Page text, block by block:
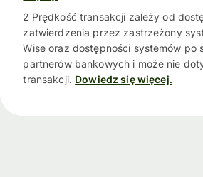
2 Prędkość transakcji zależy od
zatwierdzenia przez zastrzeżony
Wise oraz dostępności systemów po
partnerów bankowych i może nie
transakcji. Dowiedz się więcej.